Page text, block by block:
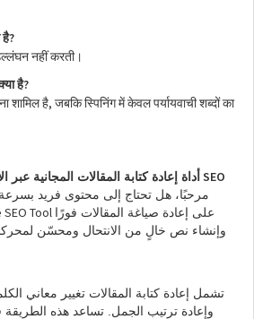
है?
नहीं करती।
है?
शामिल है, जबकि स्पिनिंग में केवल पर्यायवाची शब्दों का
أداة إعادة كتابة المقالات المجانية SEO
مرحبًا، هل تحتاج إلى محتوى فريد
SEO Tool على إعادة صياغة المقالات فورًا
وإنشاء نص خالٍ من الانتحال ومحسّن
تشمل إعادة كتابة المقالات تغيير معاني
وإعادة ترتيب الجمل. تساعد هذه